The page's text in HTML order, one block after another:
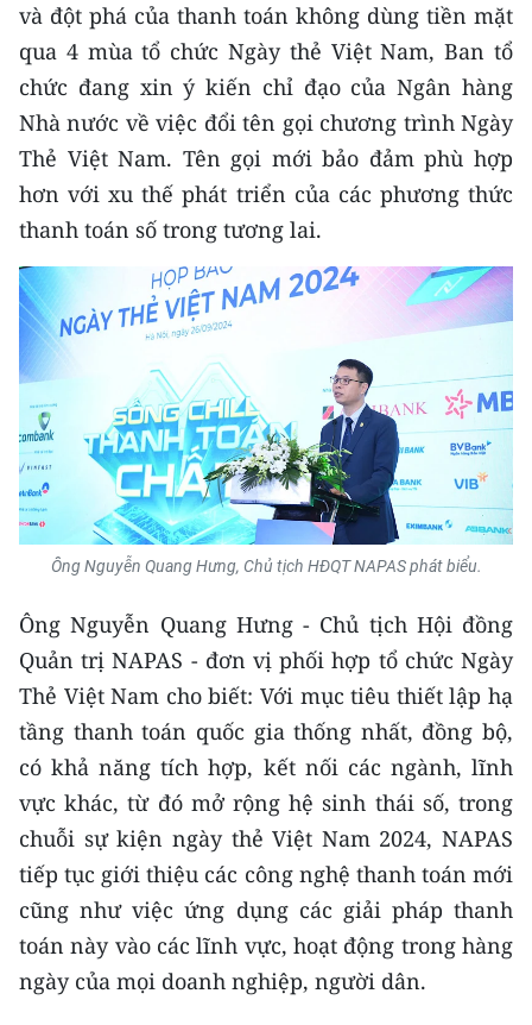
và đột phá của thanh toán không dùng tiền mặt
qua 4 mùa tổ chức Ngày thẻ Việt Nam, Ban tổ
chức đang xin ý kiến chỉ đạo của Ngân hàng
Nhà nước về việc đổi tên gọi chương trình Ngày
Thẻ Việt Nam. Tên gọi mới bảo đảm phù hợp
hơn với xu thế phát triển của các phương thức
thanh toán số trong tương lai.
Ông Nguyễn Quang Hưng, Chủ tịch HĐQT NAPAS phát biểu.
Ông Nguyễn Quang Hưng - Chủ tịch Hội đồng
Quản trị NAPAS - đơn vị phối hợp tổ chức Ngày
Thẻ Việt Nam cho biết: Với mục tiêu thiết lập hạ
tầng thanh toán quốc gia thống nhất, đồng bộ,
có khả năng tích hợp, kết nối các ngành, lĩnh
vực khác, từ đó mở rộng hệ sinh thái số, trong
chuỗi sự kiện ngày thẻ Việt Nam 2024, NAPAS
tiếp tục giới thiệu các công nghệ thanh toán mới
cũng như việc ứng dụng các giải pháp thanh
toán này vào các lĩnh vực, hoạt động trong hàng
ngày của mọi doanh nghiệp, người dân.